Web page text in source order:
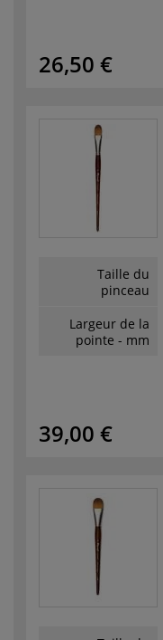
26,50 €
Taille du
pinceau
Largeur de la
pointe - mm
39,00 €